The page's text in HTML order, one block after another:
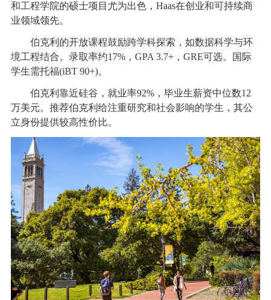
和工程学院的硕士项目尤为出色，Haas在创业和可持续商
业领域领先。
伯克利的开放课程鼓励跨学科探索，如数据科学与环
境工程结合。录取率约17%，GPA 3.7+，GRE可选。国际
学生需托福(iBT 90+)。
伯克利靠近硅谷，就业率92%，毕业生薪资中位数12
万美元。推荐伯克利给注重研究和社会影响的学生，其公
立身份提供较高性价比。